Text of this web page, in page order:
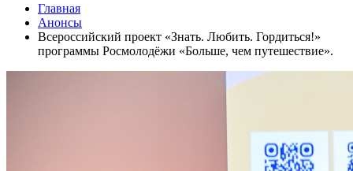
Главная
Анонсы
Всероссийский проект «Знать. Любить. Гордиться!»
программы Росмолодёжи «Больше, чем путешествие».